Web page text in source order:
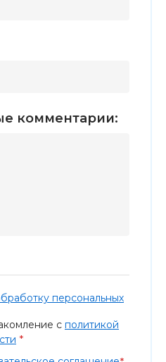
комментарии:
персональных
с политикой
*